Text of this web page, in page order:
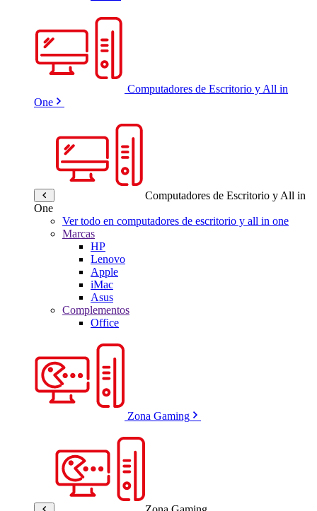
Computadores de Escritorio y All in
One
Computadores de Escritorio y All in
One
Ver todo en computadores de escritorio y all in one
Marcas
HP
Lenovo
Apple
iMac
Asus
Complementos
Office
Zona Gaming